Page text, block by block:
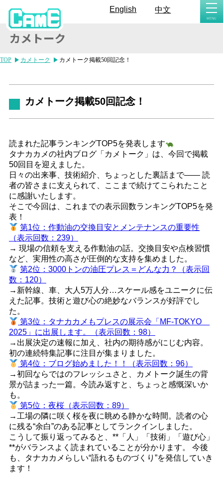
中文
English
TOP カメトーク カメトーク掲載50回記念！
カメトーク掲載50回記念！
読まれた記事ランキングTOP5を発表します
タナカカメの社内ブログ「カメトーク」は、今回で掲載
50回目を迎えました。
日々の出来事、技術紹介、ちょっとした裏話まで—— 読
者の皆さまに支えられて、ここまで続けてこられたこと
に感謝いたします。
そこで今回は、これまでの表示回数ランキングTOP5を発
表！
第1位：作動油の交換目安とメンテナンスの重要性
（表示回数：239）
→ 現場の信頼を支える作動油の話。交換目安や点検習慣
など、実用性の高さが圧倒的な支持を集めました。
第2位：3000トンの油圧プレス＝どんな力？（表示回
数：120）
→新幹線、車、大人5万人分…スケール感をユニークに伝
えた記事。技術と遊び心の絶妙なバランスが好評でし
た。
第3位：タナカカメもプレスの展示会「MF-TOKYO
2025」に出展します。（表示回数：98）
→出展決定の速報に加え、社内の期待感がにじむ内容。
初の連続特集記事に注目が集まりました。
第4位：ブログ始めました！！（表示回数：96）
→初回ならではのフレッシュさと、カメトーク誕生の背
景が詰まった一篇。今読み返すと、ちょっと感慨深いか
も。
第5位：夜桜（表示回数：89）
→工場の隣に咲く桜を夜に眺める静かな時間。読者の心
に残る“余白”のある記事としてランクインしました。
こうして振り返ってみると、**「人」「技術」「遊び心」
**がバランスよく読まれていることが分かります。 今後
も、タナカカメらしい“語れるものづくり”を発信していき
ます！